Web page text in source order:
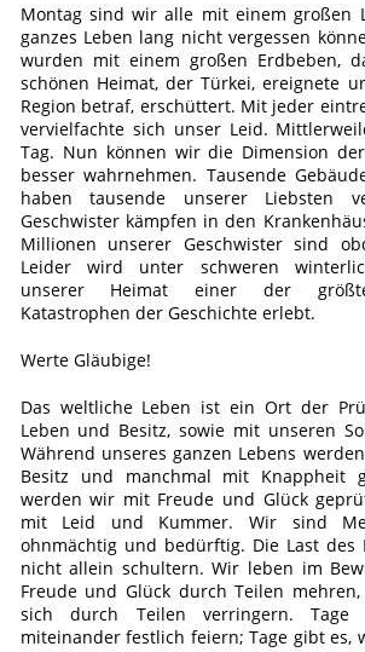
Montag sind wir alle mit einem großen
ganzes Leben lang nicht vergessen
wurden mit einem großen Erdbeben,
schönen Heimat, der Türkei, ereignete
Region betraf, erschüttert. Mit jeder
vervielfachte sich unser Leid.
Tag. Nun können wir die Dimension
besser wahrnehmen. Tausende
haben tausende unserer Liebsten
Geschwister kämpfen in den
Millionen unserer Geschwister sind
Leider wird unter schweren
unserer Heimat einer der
Katastrophen der Geschichte erlebt.
Werte Gläubige!
Das weltliche Leben ist ein Ort der
Leben und Besitz, sowie mit unseren
Während unseres ganzen Lebens
Besitz und manchmal mit Knappheit
werden wir mit Freude und Glück
mit Leid und Kummer. Wir sind
ohnmächtig und bedürftig. Die Last des
nicht allein schultern. Wir leben im
Freude und Glück durch Teilen
sich durch Teilen verringern.
miteinander festlich feiern; Tage gibt es,